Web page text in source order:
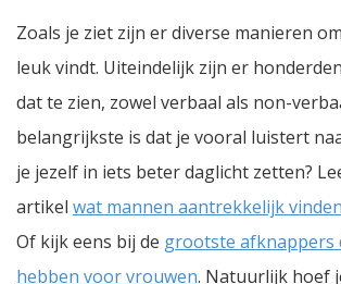
Zoals je ziet zijn er diverse manieren
leuk vindt. Uiteindelijk zijn er
dat te zien, zowel verbaal als non-
belangrijkste is dat je vooral luistert
je jezelf in iets beter daglicht zetten?
artikel wat mannen aantrekkelijk
Of kijk eens bij de grootste afknappers
hebben voor vrouwen. Natuurlijk hoef